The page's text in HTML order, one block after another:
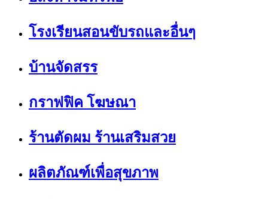
โรงเรียนสอนขับรถและอื่นๆ
บ้านจัดสรร
กราฟฟิค โฆษณา
ร้านตัดผม ร้านเสริมสวย
ผลิตภัณฑ์เพื่อสุขภาพ